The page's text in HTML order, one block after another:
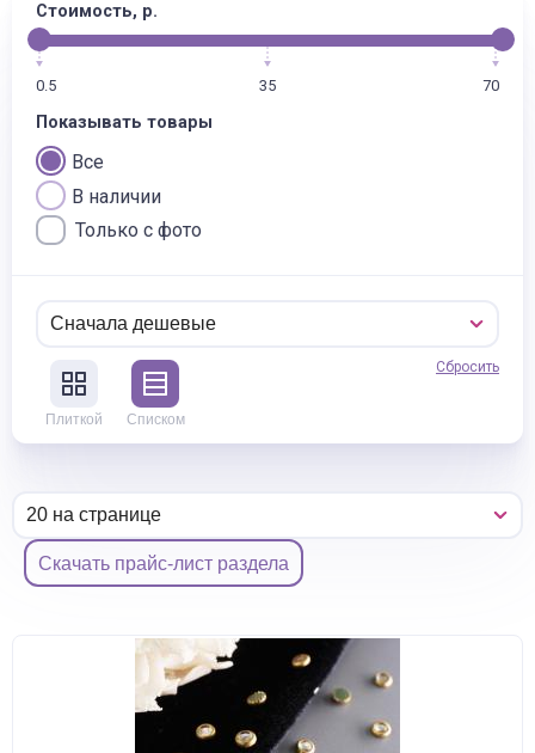
Стоимость, р.
0.5 35 70
Показывать товары
Все
В наличии
Только с фото
Плиткой Списком
Сбросить
Скачать прайс-лист раздела